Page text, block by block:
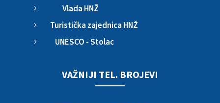
5 Vlada HNŽ
5 Turistička zajednica HNŽ
5 UNESCO - Stolac
VAŽNIJI TEL. BROJEVI